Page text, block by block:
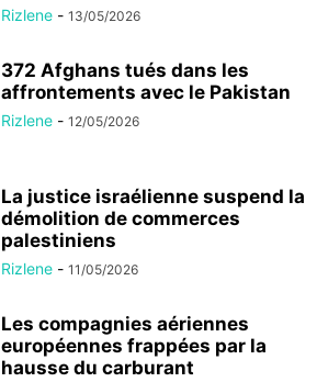
Rizlene - 13/05/2026
372 Afghans tués dans les
affrontements avec le Pakistan
Rizlene - 12/05/2026
La justice israélienne suspend la
démolition de commerces
palestiniens
Rizlene - 11/05/2026
Les compagnies aériennes
européennes frappées par la
hausse du carburant